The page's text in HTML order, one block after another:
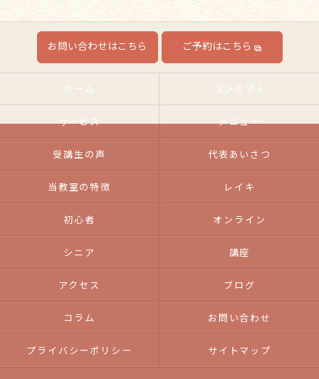
お問い合わせはこちら ご予約はこちら
ホーム コンセプト
サービス メニュー
受講生の声 代表あいさつ
当教室の特徴 レイキ
初心者 オンライン
シニア 講座
アクセス ブログ
コラム お問い合わせ
プライバシーポリシー サイトマップ